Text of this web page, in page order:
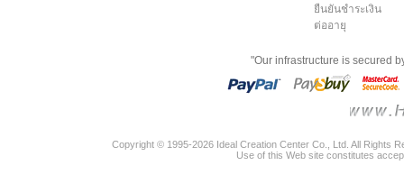
ยืนยันชำระเงิน
ต่ออายุ
"Our infrastructure is secured
Copyright © 1995-2026 Ideal Creation Center Co., Ltd. All Rights
Use of this Web site constitutes